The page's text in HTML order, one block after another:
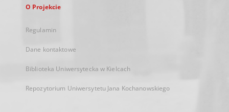
O Projekcie
Regulamin
Dane kontaktowe
Biblioteka Uniwersytecka w Kielcach
Repozytorium Uniwersytetu Jana Kochanowskiego